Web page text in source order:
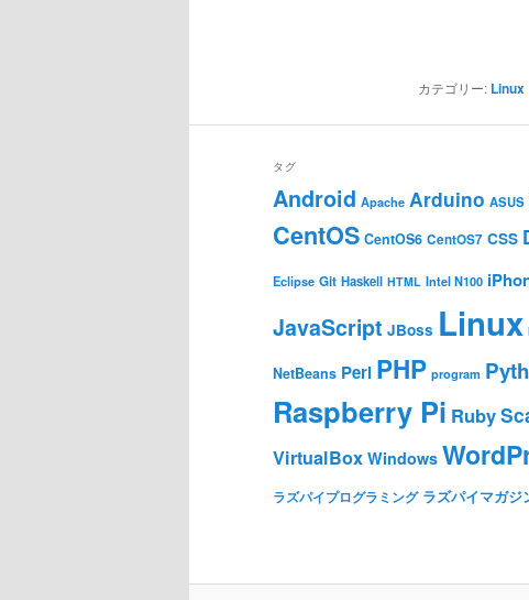
カテゴリー: Linux
タグ
Android Apache Arduino ASUS
CentOS CentOS6 CentOS7 CSS
Eclipse Git Haskell HTML Intel N100
JavaScript JBoss Linux
NetBeans Perl PHP program
Raspberry Pi Ruby
VirtualBox Windows
ラズパイプログラミング ラズパイマガジ